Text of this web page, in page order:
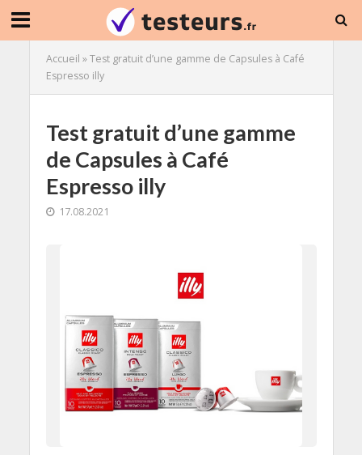
Accueil »Test gratuit d’une gamme de Capsules à Café
Espresso illy
Test gratuit d’une gamme
de Capsules à Café
Espresso illy
17.08.2021